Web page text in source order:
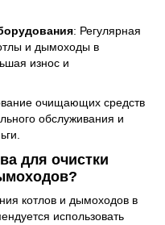
: Регулярная
и дымоходы в
износ и
очищающих средств
обслуживания и
для очистки
котлов и дымоходов в
использовать